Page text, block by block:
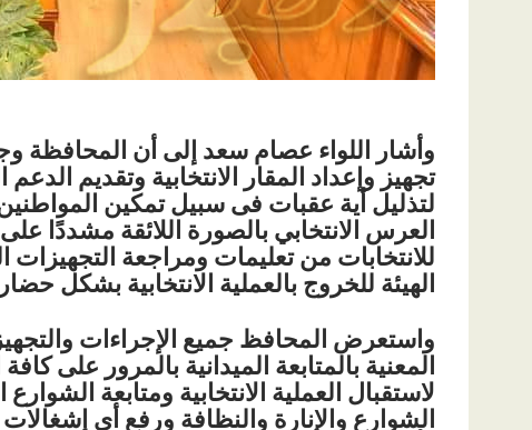
وأشار اللواء عصام سعد إلى أن المحافظة
تجهيز وإعداد المقار الانتخابية وتقديم
لتذليل أية عقبات فى سبيل تمكين
العرس الانتخابي بالصورة اللائقة مشددًا على
للانتخابات من تعليمات ومراجعة التجهيزات
الهيئة للخروج بالعملية الانتخابية بشكل
واستعرض المحافظ جميع الإجراءات
المعنية بالمتابعة الميدانية بالمرور على
لاستقبال العملية الانتخابية ومتابعة
الشوارع والإنارة والنظافة ورفع أى